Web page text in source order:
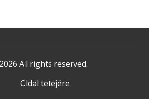
All rights reserved.
Oldal tetejére